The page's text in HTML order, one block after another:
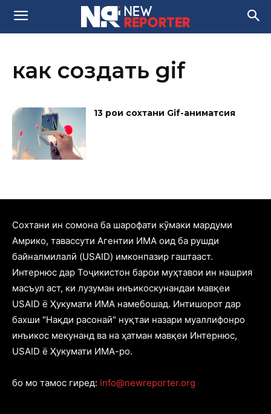
как создать gif
13 роҳи сохтани Gif-аниматсия
Cохтани ин сомона ба шарофати кӯмаки мардуми
Амрико, тавассути Агентии ИМА оид ба рушди
байналмилалӣ (USAID) имконпазир гаштааст.
Интернюс дар Тоҷикистон барои муҳтавои ин нашрия
масъул аст, ки лузуман инъикоскунандаи мавқеи
USAID ё Ҳукумати ИМА намебошад. Интишорот дар
бахши "Нақди расонаӣ" нуқтаи назари муаллифонро
инъикос мекунанд ва на ҳатман мавқеи Интернюс,
USAID ё Ҳукумати ИМА-ро.
бо мо тамос гиред: info@newreporter.org